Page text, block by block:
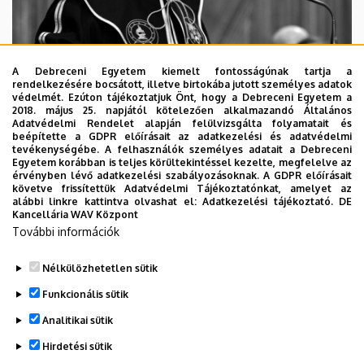
2026. augusztus 5.
Díszdoktorát gyászolja a Debreceni
Egyetem
INTÉZMÉNYI TTK TUDOMÁNY
A Debreceni Egyetem kiemelt fontosságúnak tartja a
rendelkezésére bocsátott, illetve birtokába jutott személyes adatok
védelmét. Ezúton tájékoztatjuk Önt, hogy a Debreceni Egyetem a
2018. május 25. napjától kötelezően alkalmazandó Általános
Adatvédelmi Rendelet alapján felülvizsgálta folyamatait és
beépítette a GDPR előírásait az adatkezelési és adatvédelmi
tevékenységébe. A felhasználók személyes adatait a Debreceni
Egyetem korábban is teljes körültekintéssel kezelte, megfelelve az
érvényben lévő adatkezelési szabályozásoknak. A GDPR előírásait
követve frissítettük Adatvédelmi Tájékoztatónkat, amelyet az
alábbi linkre kattintva olvashat el:Adatkezelési tájékoztató. DE
Kancellária WAV Központ
További információk
Nélkülözhetetlen sütik
Funkcionális sütik
Analitikai sütik
Hirdetési sütik